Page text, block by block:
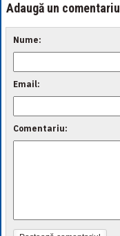
Adaugă un comentariu
Nume:
Email:
Comentariu: